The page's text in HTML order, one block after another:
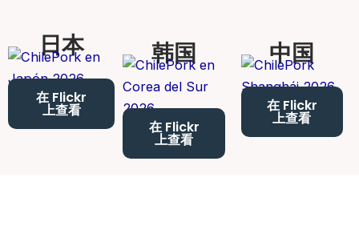
日本
在 Flickr
上查看
韩国
在 Flickr
上查看
中国
在 Flickr
上查看